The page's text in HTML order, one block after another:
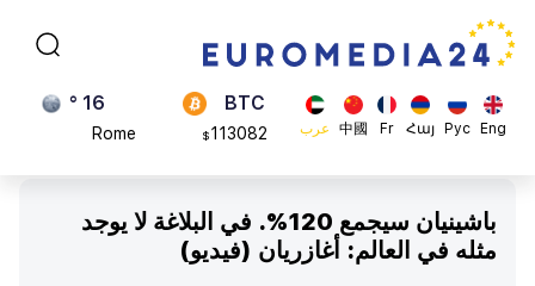
Eng
Рус
Հայ
Fr
中國 عرب
BTC
113082
ADA
0.868816
23 °
Madrid
باشينيان سيجمع 120%. في البلاغة لا يوجد
مثله في العالم: أغازريان (فيديو)